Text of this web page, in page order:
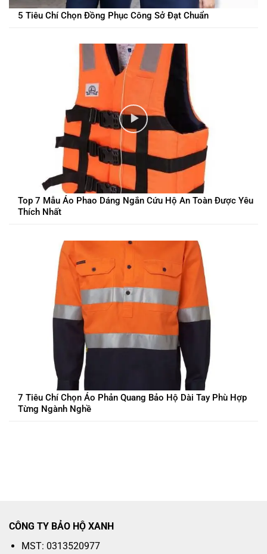
5 Tiêu Chí Chọn Đồng Phục Công Sở Đạt Chuẩn
Top 7 Mẫu Áo Phao Dáng Ngắn Cứu Hộ An Toàn Được Yêu
Thích Nhất
7 Tiêu Chí Chọn Áo Phản Quang Bảo Hộ Dài Tay Phù Hợp
Từng Ngành Nghề
CÔNG TY BẢO HỘ XANH
MST: 0313520977